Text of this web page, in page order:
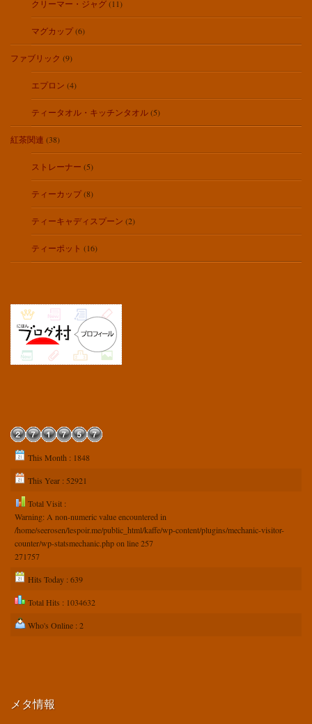
クリーマー・ジャグ(11)
マグカップ(6)
ファブリック (9)
エプロン (4)
ティータオル・キッチンタオル(5)
紅茶関連 (38)
ストレーナー (5)
ティーカップ(8)
ティーキャディスプーン (2)
ティーポット (16)
This Month : 1848
This Year : 52921
Total Visit :
Warning: A non-numeric value encountered in
/home/seerosen/lespoir.me/public_html/kaffe/wp-content/plugins/mechanic-visitor-
counter/wp-statsmechanic.phpon line257
271757
Hits Today : 639
Total Hits : 1034632
Who's Online : 2
メタ情報